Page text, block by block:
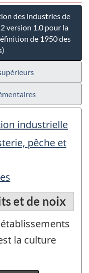
des industries de
version 1.0 pour la
de 1950 des
industrielle
pêche et
et de noix
la culture